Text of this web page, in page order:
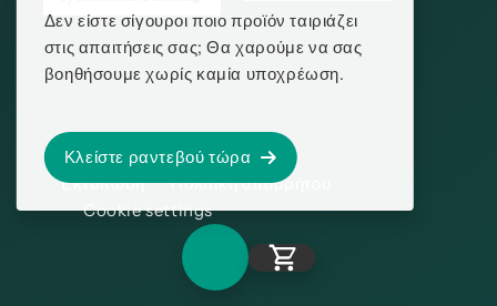
Δεν είστε σίγουροι ποιο προϊόν ταιριάζει
στις απαιτήσεις σας; Θα χαρούμε να σας
βοηθήσουμε χωρίς καμία υποχρέωση.
Κλείστε ραντεβού τώρα
Εκτύπωση
Πολιτική απορρήτου
Cookie settings